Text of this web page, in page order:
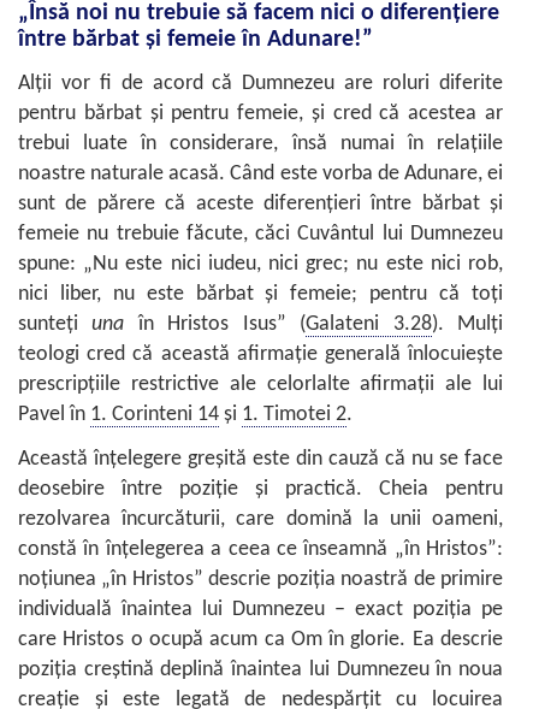
„Însă noi nu trebuie să facem nici o diferenţiere
între bărbat şi femeie în Adunare!”
Alţii vor fi de acord că Dumnezeu are roluri diferite
pentru bărbat şi pentru femeie, şi cred că acestea ar
trebui luate în considerare, însă numai în relaţiile
noastre naturale acasă. Când este vorba de Adunare, ei
sunt de părere că aceste diferenţieri între bărbat şi
femeie nu trebuie făcute, căci Cuvântul lui Dumnezeu
spune: „Nu este nici iudeu, nici grec; nu este nici rob,
nici liber, nu este bărbat şi femeie; pentru că toţi
sunteţiuna în Hristos Isus” (Galateni 3.28). Mulţi
teologi cred că această afirmaţie generală înlocuieşte
prescripţiile restrictive ale celorlalte afirmaţii ale lui
Pavel în 1. Corinteni 14 şi 1. Timotei 2.
Această înţelegere greşită este din cauză că nu se face
deosebire între poziţie şi practică. Cheia pentru
rezolvarea încurcăturii, care domină la unii oameni,
constă în înţelegerea a ceea ce înseamnă „în Hristos”:
noţiunea „în Hristos” descrie poziţia noastră de primire
individuală înaintea lui Dumnezeu – exact poziţia pe
care Hristos o ocupă acum ca Om în glorie. Ea descrie
poziţia creştină deplină înaintea lui Dumnezeu în noua
creaţie şi este legată de nedespărţit cu locuirea